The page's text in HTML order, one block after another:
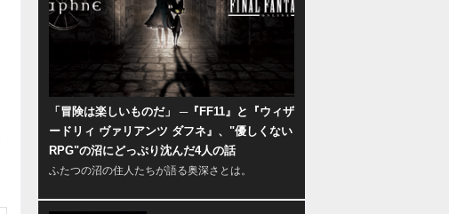
「冒険は楽しいものだ」 ─『FF11』と『ウィザ
ードリィ ヴァリアンツ ダフネ』、"優しくない
RPG"の沼にどっぷり沈んだ4人の話
ふたつの沼の住人たちが語る奥深さとは。